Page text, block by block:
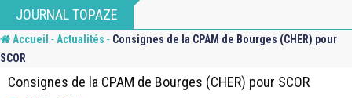
to
content
JOURNAL TOPAZE
Accueil -Actualités - Consignes de la CPAM de Bourges (CHER) pour
SCOR
Consignes de la CPAM de Bourges (CHER) pour SCOR